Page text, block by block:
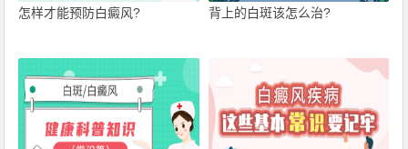
怎样才能预防白癜风? 背上的白斑该怎么治?